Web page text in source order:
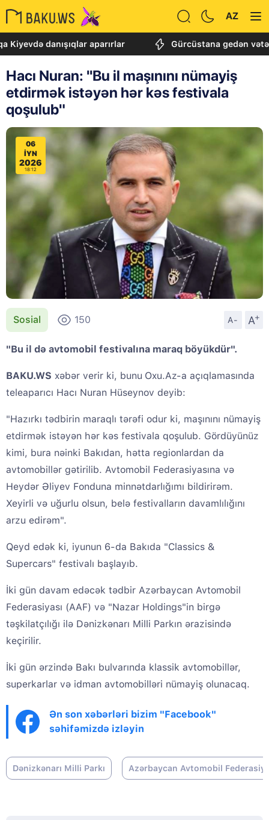
AZ
danışıqlar aparırlar Gürcüstana gedən
Hacı Nuran: ''Bu il maşınını nümayiş
etdirmək istəyən hər kəs festivala
qoşulub"
06
IYN
2026
18:12
Sosial 150 A- A
+
"Bu il də avtomobil festivalına maraq böyükdür".
BAKU.WS xəbər verir ki, bunu Oxu.Az-a açıqlamasında
teleaparıcı Hacı Nuran Hüseynov deyib:
"Hazırkı tədbirin maraqlı tərəfi odur ki, maşınını nümayiş
etdirmək istəyən hər kəs festivala qoşulub. Gördüyünüz
kimi, bura nəinki Bakıdan, hətta regionlardan da
avtomobillər gətirilib. Avtomobil Federasiyasına və
Heydər Əliyev Fonduna minnətdarlığımı bildirirəm.
Xeyirli və uğurlu olsun, belə festivalların davamlılığını
arzu edirəm".
Qeyd edək ki, iyunun 6-da Bakıda "Classics &
Supercars" festivalı başlayıb.
İki gün davam edəcək tədbir Azərbaycan Avtomobil
Federasiyası (AAF) və "Nazar Holdings"in birgə
təşkilatçılığı ilə Dənizkənarı Milli Parkın ərazisində
keçirilir.
İki gün ərzində Bakı bulvarında klassik avtomobillər,
superkarlar və idman avtomobilləri nümayiş olunacaq.
Ən son xəbərləri bizim "Facebook"
səhifəmizdə izləyin
Dənizkənarı Milli Parkı Azərbaycan Avtomobil